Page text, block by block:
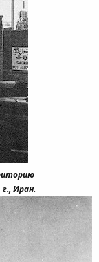
Иран.